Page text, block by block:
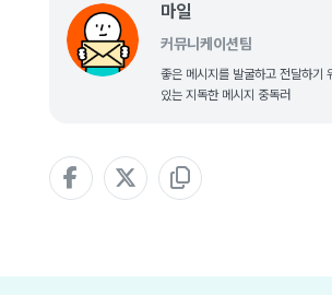
마일
커뮤니케이션팀
좋은 메시지를 발굴하고 전달하기
있는 지독한 메시지 중독러